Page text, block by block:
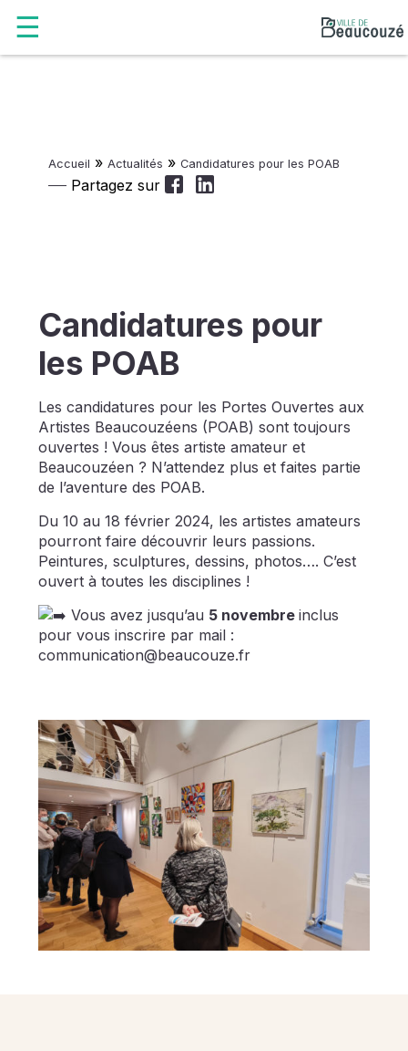
Accueil » Actualités » Candidatures pour les POAB
Partagez sur
Candidatures pour
les POAB
Les candidatures pour les Portes Ouvertes aux
Artistes Beaucouzéens (POAB) sont toujours
ouvertes ! Vous êtes artiste amateur et
Beaucouzéen ? N’attendez plus et faites partie
de l’aventure des POAB.
Du 10 au 18 février 2024, les artistes amateurs
pourront faire découvrir leurs passions.
Peintures, sculptures, dessins, photos…. C’est
ouvert à toutes les disciplines !
Vous avez jusqu’au 5 novembre inclus
pour vous inscrire par mail :
communication@beaucouze.fr